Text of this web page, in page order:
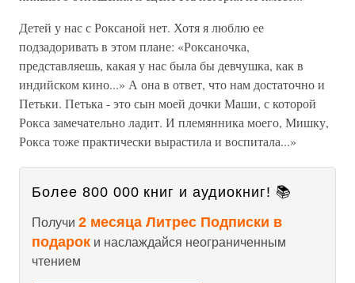
Детей у нас с Роксаной нет. Хотя я люблю ее
подзадоривать в этом плане: «Роксаночка,
представляешь, какая у нас была бы девчушка, как в
индийском кино...» А она в ответ, что нам достаточно и
Петьки. Петька - это сын моей дочки Маши, с которой
Рокса замечательно ладит. И племянника моего, Мишку,
Рокса тоже практически вырастила и воспитала...»
Более 800 000 книг и аудиокниг! 📚
Получи 2 месяца Литрес Подписки в
подарок и наслаждайся неограниченным
чтением